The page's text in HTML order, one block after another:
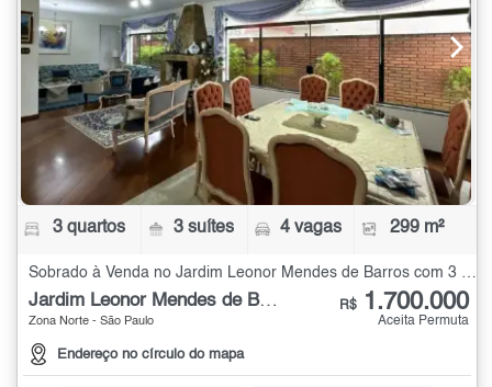
3 quartos 3 suítes 4 vagas 299 m²
Sobrado à Venda no Jardim Leonor Mendes de Barros com 3 quartos - 299 m²
Jardim Leonor Mendes de Barros
Zona Norte - São Paulo
Endereço no círculo do mapa
R$ 1.700.000
Aceita Permuta